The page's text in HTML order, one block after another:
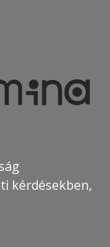
kérdésekben,